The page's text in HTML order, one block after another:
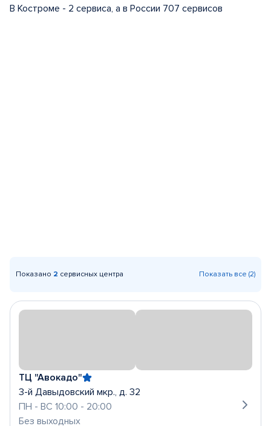
В Костроме - 2 сервиса, а в России 707 сервисов
Показано 2 сервисных центра Показать все (2)
ТЦ "Авокадо"
3-й Давыдовский мкр., д. 32
ПН - ВС 10:00 - 20:00
Без выходных